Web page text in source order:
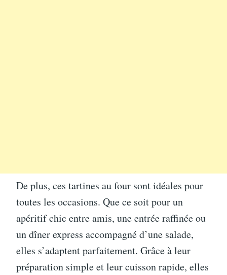
De plus, ces tartines au four sont idéales pour
toutes les occasions. Que ce soit pour un
apéritif chic entre amis, une entrée raffinée ou
un dîner express accompagné d’une salade,
elles s’adaptent parfaitement. Grâce à leur
préparation simple et leur cuisson rapide, elles